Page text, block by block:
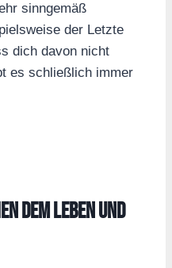
sinngemäß
der Letzte
dich davon nicht
es schließlich immer
dem Leben und